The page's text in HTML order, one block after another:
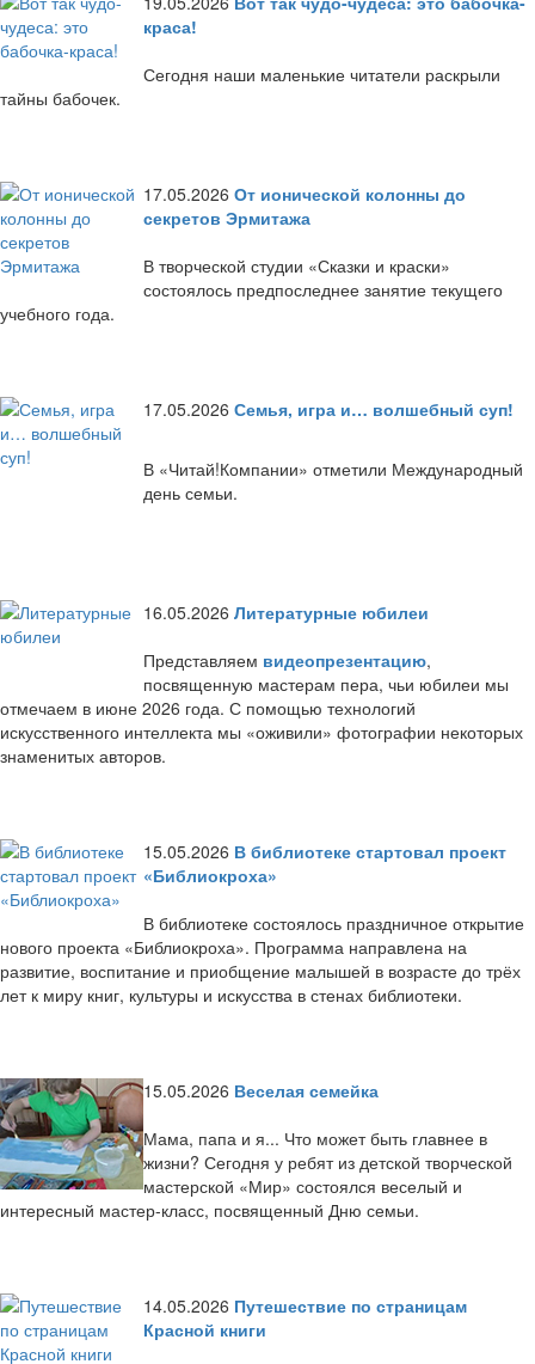
краса!
Сегодня наши маленькие читатели раскрыли
тайны бабочек.
17.05.2026 От ионической колонны до
секретов Эрмитажа
В творческой студии «Сказки и краски»
состоялось предпоследнее занятие текущего
учебного года.
17.05.2026 Семья, игра и… волшебный суп!
В «Читай!Компании» отметили Международный
день семьи.
16.05.2026 Литературные юбилеи
Представляем видеопрезентацию,
посвященную мастерам пера, чьи юбилеи мы
отмечаем в июне 2026 года. С помощью технологий
искусственного интеллекта мы «оживили» фотографии некоторых
знаменитых авторов.
15.05.2026 В библиотеке стартовал проект
«Библиокроха»
В библиотеке состоялось праздничное открытие
нового проекта «Библиокроха». Программа направлена на
развитие, воспитание и приобщение малышей в возрасте до трёх
лет к миру книг, культуры и искусства в стенах библиотеки.
15.05.2026 Веселая семейка
Мама, папа и я... Что может быть главнее в
жизни? Сегодня у ребят из детской творческой
мастерской «Мир» состоялся веселый и
интересный мастер-класс, посвященный Дню семьи.
14.05.2026 Путешествие по страницам
Красной книги